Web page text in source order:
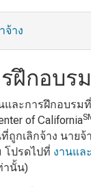
จ้าง
ฝึกอบรม
และการฝึกอบร
of California
ถูกเลิกจ้าง นายจ้
โปรดไปที่ งานแล
านั้น)